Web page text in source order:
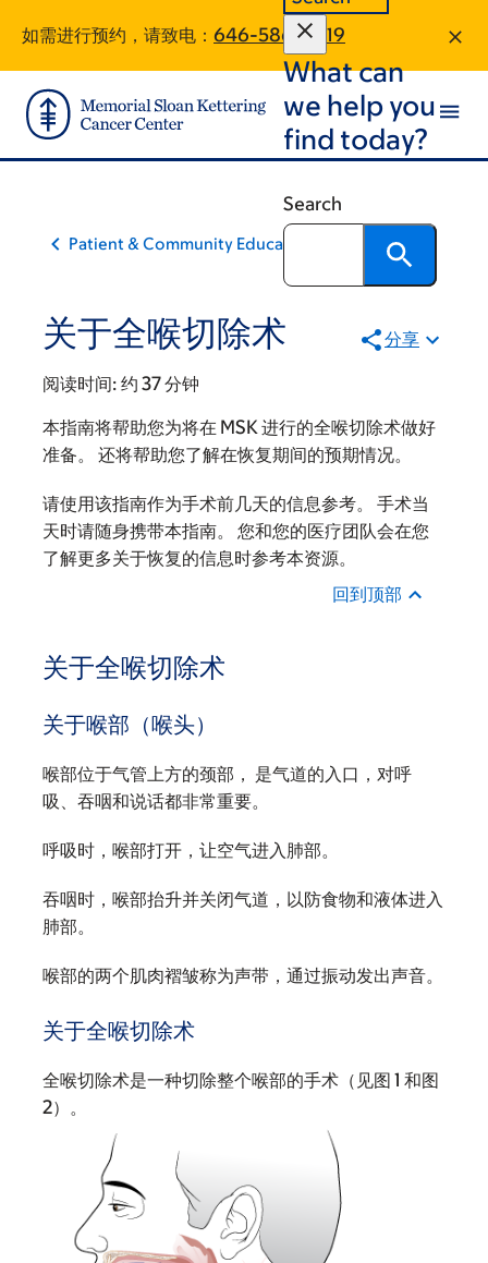
main
content
footer
如需进行预约，请致电： 646-586-0819
What can
we help you
find today?
Search
Patient & Community Education
关于全喉切除术 分享
阅读时间: 约 37 分钟
本指南将帮助您为将在 MSK 进行的全喉切除术做好
准备。 还将帮助您了解在恢复期间的预期情况。
请使用该指南作为手术前几天的信息参考。 手术当
天时请随身携带本指南。 您和您的医疗团队会在您
了解更多关于恢复的信息时参考本资源。
回到顶部
关于全喉切除术
关于喉部（喉头）
喉部位于气管上方的颈部， 是气道的入口，对呼
吸、吞咽和说话都非常重要。
呼吸时，喉部打开，让空气进入肺部。
吞咽时，喉部抬升并关闭气道，以防食物和液体进入
肺部。
喉部的两个肌肉褶皱称为声带，通过振动发出声音。
关于全喉切除术
全喉切除术是一种切除整个喉部的手术（见图 1 和图
2）。